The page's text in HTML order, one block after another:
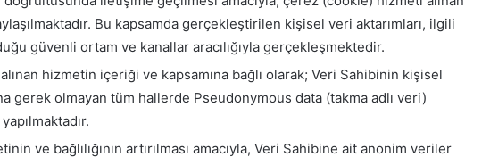
Bu kapsamda gerçekleştirilen kişisel veri aktarımları, ilgili
güvenli ortam ve kanallar aracılığıyla gerçekleşmektedir.
hizmetin içeriği ve kapsamına bağlı olarak; Veri Sahibinin kişisel
gerek olmayan tüm hallerde Pseudonymous data (takma adlı veri)
ve bağlılığının artırılması amacıyla, Veri Sahibine ait anonim veriler